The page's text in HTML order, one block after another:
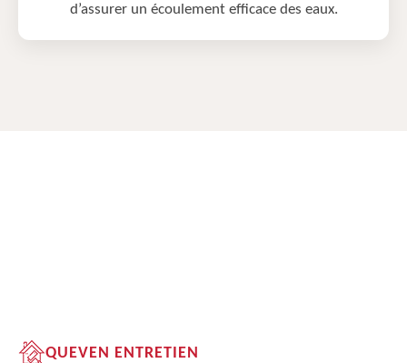
d’assurer un écoulement efficace des eaux.
QUEVEN ENTRETIEN